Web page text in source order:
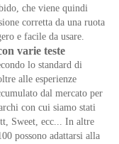
che viene quindi
corretta da una ruota
e facile da usare.
varie teste
lo standard di
alle esperienze
dal mercato per
con cui siamo stati
Sweet, ecc... In altre
possono adattarsi alla